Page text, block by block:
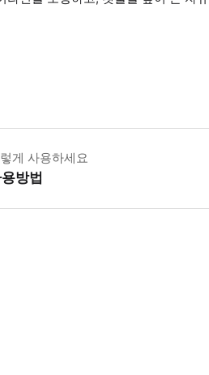
: 다운타운 투어: 08:00am – 05:45pm 업
게 사용하세요
방법